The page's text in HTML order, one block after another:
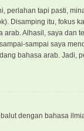
perlahan tapi pasti,
Disamping itu, fokus
Alhasil, saya dan
sampai saya
bahasa arab. Jadi,
dengan bahasa